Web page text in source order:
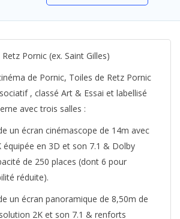
Pornic (ex. Saint Gilles)
de Pornic, Toiles de Retz Pornic
, classé Art & Essai et labellisé
avec trois salles :
un écran cinémascope de 14m avec
équipée en 3D et son 7.1 & Dolby
de 250 places (dont 6 pour
réduite).
un écran panoramique de 8,50m de
2K et son 7.1 & renforts